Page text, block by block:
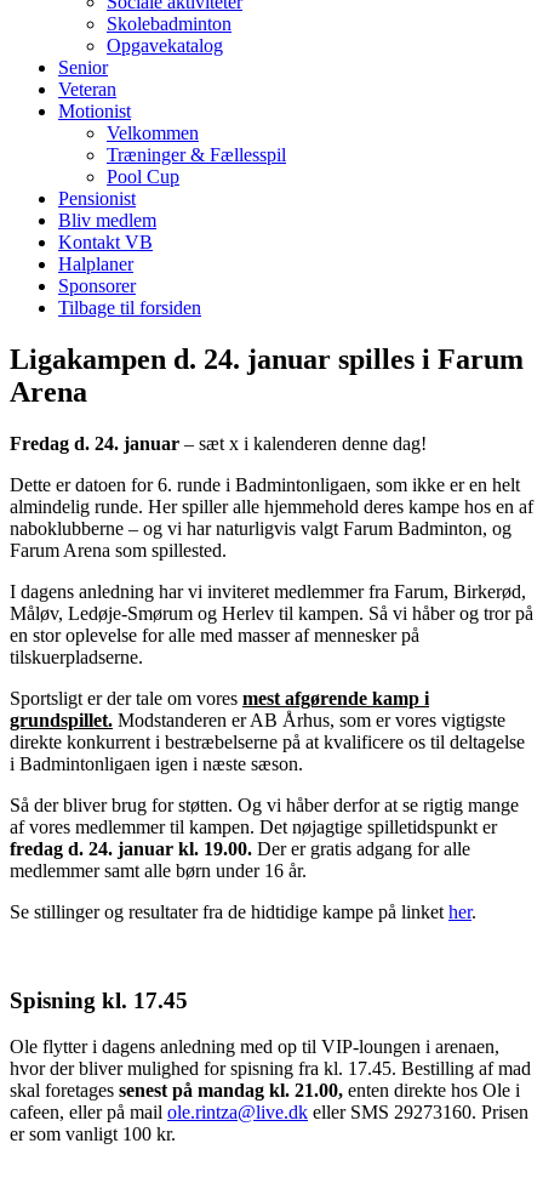
Skolebadminton
Opgavekatalog
Senior
Veteran
Motionist
Velkommen
Træninger & Fællesspil
Pool Cup
Pensionist
Bliv medlem
Kontakt VB
Halplaner
Sponsorer
Tilbage til forsiden
Ligakampen d. 24. januar spilles i Farum
Arena
Fredag d. 24. januar – sæt x i kalenderen denne dag!
Dette er datoen for 6. runde i Badmintonligaen, som ikke er en helt
almindelig runde. Her spiller alle hjemmehold deres kampe hos en af
naboklubberne – og vi har naturligvis valgt Farum Badminton, og
Farum Arena som spillested.
I dagens anledning har vi inviteret medlemmer fra Farum, Birkerød,
Måløv, Ledøje-Smørum og Herlev til kampen. Så vi håber og tror på
en stor oplevelse for alle med masser af mennesker på
tilskuerpladserne.
Sportsligt er der tale om vores mest afgørende kamp i
grundspillet. Modstanderen er AB Århus, som er vores vigtigste
direkte konkurrent i bestræbelserne på at kvalificere os til deltagelse
i Badmintonligaen igen i næste sæson.
Så der bliver brug for støtten. Og vi håber derfor at se rigtig mange
af vores medlemmer til kampen. Det nøjagtige spilletidspunkt er
fredag d. 24. januar kl. 19.00. Der er gratis adgang for alle
medlemmer samt alle børn under 16 år.
Se stillinger og resultater fra de hidtidige kampe på linket her.
Spisning kl. 17.45
Ole flytter i dagens anledning med op til VIP-loungen i arenaen,
hvor der bliver mulighed for spisning fra kl. 17.45. Bestilling af mad
skal foretages senest på mandag kl. 21.00, enten direkte hos Ole i
cafeen, eller på mail ole.rintza@live.dk eller SMS 29273160. Prisen
er som vanligt 100 kr.